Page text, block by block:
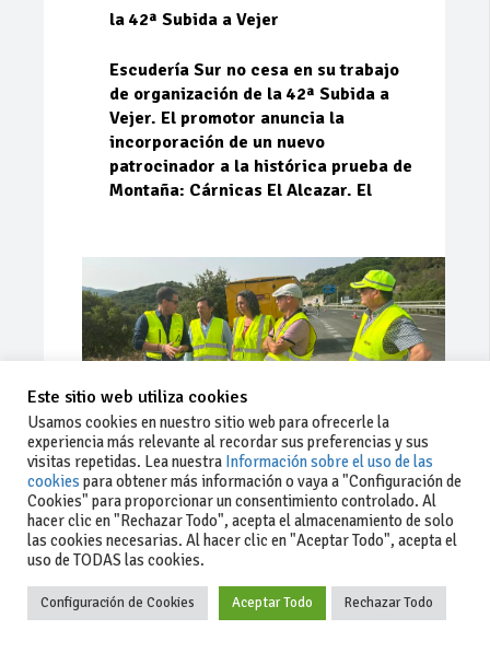
la 42ª Subida a Vejer
Escudería Sur no cesa en su trabajo
de organización de la 42ª Subida a
Vejer. El promotor anuncia la
incorporación de un nuevo
patrocinador a la histórica prueba de
Montaña: Cárnicas El Alcazar. El
Ago 03, 2026 90 0 0
La Junta implementa mejoras en la
A381 por Los Barrios
Este sitio web utiliza cookies
Usamos cookies en nuestro sitio web para ofrecerle la
experiencia más relevante al recordar sus preferencias y sus
visitas repetidas. Lea nuestra Información sobre el uso de las
cookies para obtener más información o vaya a "Configuración de
Cookies" para proporcionar un consentimiento controlado. Al
hacer clic en "Rechazar Todo", acepta el almacenamiento de solo
las cookies necesarias. Al hacer clic en "Aceptar Todo", acepta el
uso de TODAS las cookies.
Configuración de Cookies Aceptar Todo Rechazar Todo